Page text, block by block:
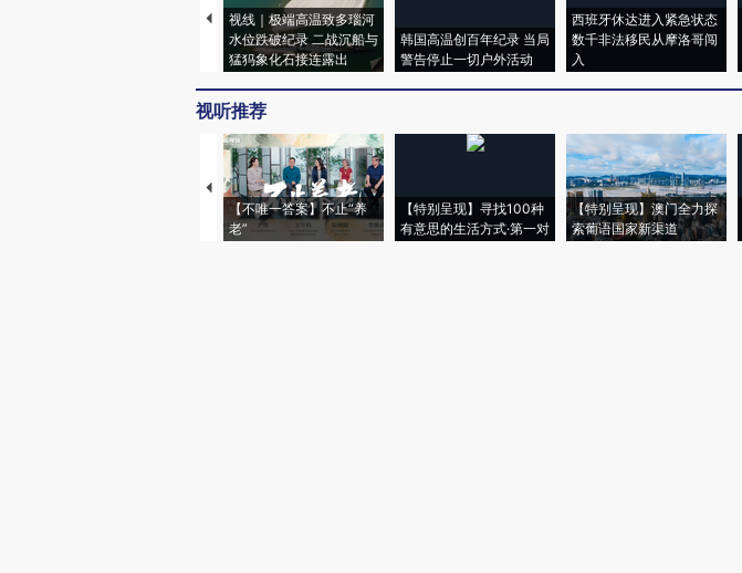
视线｜极端高温致多瑙河
水位跌破纪录 二战沉船与
猛犸象化石接连露出
韩国高温创百年纪录 当局
警告停止一切户外活动
西班牙休达进入紧急状态
数千非法移民从摩洛哥闯
入
视听推荐
【不唯一答案】不止“养
老”
【特别呈现】寻找100种
有意思的生活方式·第一对
【特别呈现】澳门全力探
索葡语国家新渠道